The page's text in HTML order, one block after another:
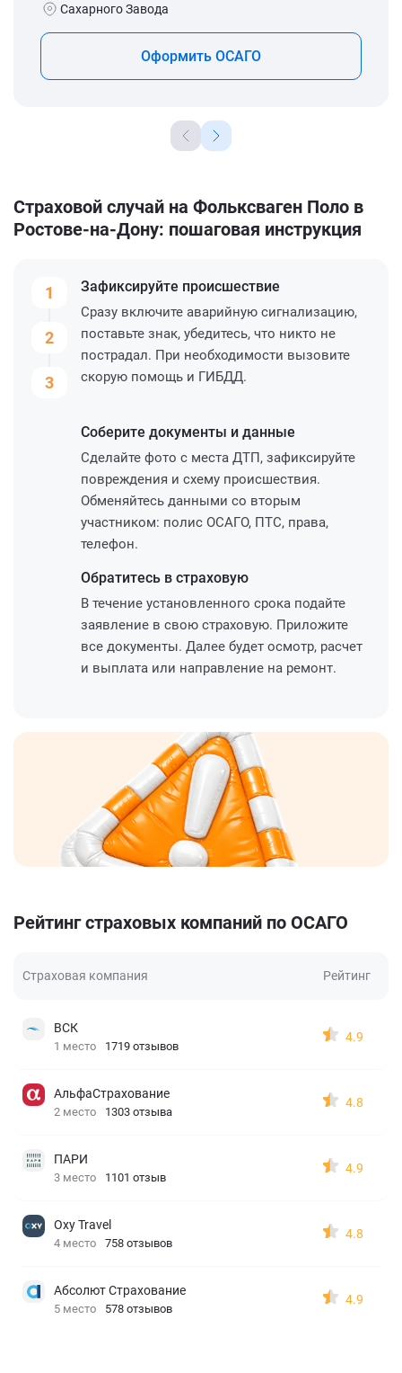
Сахарного Завода
Оформить ОСАГО
Страховой случай на Фольксваген Поло в
Ростове-на-Дону: пошаговая инструкция
1
2
3
Зафиксируйте происшествие
Сразу включите аварийную сигнализацию,
поставьте знак, убедитесь, что никто не
пострадал. При необходимости вызовите
скорую помощь и ГИБДД.
Соберите документы и данные
Сделайте фото с места ДТП, зафиксируйте
повреждения и схему происшествия.
Обменяйтесь данными со вторым
участником: полис ОСАГО, ПТС, права,
телефон.
Обратитесь в страховую
В течение установленного срока подайте
заявление в свою страховую. Приложите
все документы. Далее будет осмотр, расчет
и выплата или направление на ремонт.
Рейтинг страховых компаний по ОСАГО
Страховая компания Рейтинг
ВСК
1 место 1719 отзывов
4.9
АльфаСтрахование
2 место 1303 отзыва
4.8
ПАРИ
3 место 1101 отзыв
4.9
Oxy Travel
4 место 758 отзывов
4.8
Абсолют Страхование
5 место 578 отзывов
4.9